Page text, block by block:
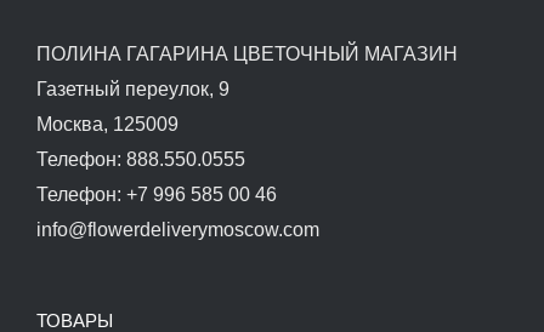
ПОЛИНА ГАГАРИНА ЦВЕТОЧНЫЙ МАГАЗИН
Газетный переулок, 9
Москва, 125009
Телефон: 888.550.0555
Телефон: +7 996 585 00 46
info@flowerdeliverymoscow.com
ТОВАРЫ